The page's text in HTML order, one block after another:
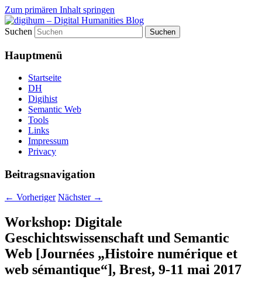
Zum primären Inhalt springen
digihum – Digital Humanities
Blog
fibri (find&bring) goes digital humanities
Suchen
Hauptmenü
Startseite
DH
Digihist
Semantic Web
Tools
Links
Impressum
Privacy
Beitragsnavigation
← Vorheriger Nächster →
Workshop: Digitale
Geschichtswissenschaft und Semantic
Web [Journées „Histoire numérique et
web sémantique“], Brest, 9-11 mai 2017